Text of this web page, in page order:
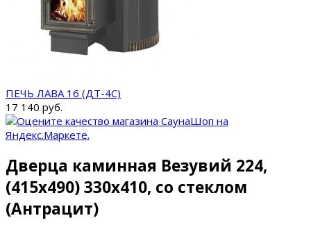
ПЕЧЬ ЛАВА 16 (ДТ-4С)
17 140 руб.
Дверца каминная Везувий 224,
(415х490) 330х410, со стеклом
(Антрацит)